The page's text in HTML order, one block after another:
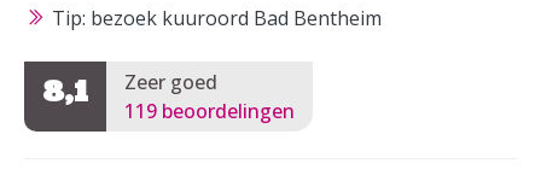
Tip: bezoek kuuroord Bad Bentheim
8,1
Zeer goed
119 beoordelingen